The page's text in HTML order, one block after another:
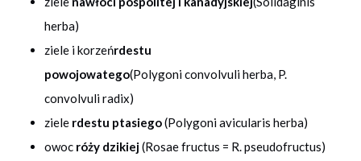
herba)
ziele i korzeńrdestu
powojowatego(Polygoni convolvuli herba, P.
convolvuli radix)
ziele rdestu ptasiego(Polygoni avicularis herba)
owoc róży dzikiej(Rosae fructus = R. pseudofructus)